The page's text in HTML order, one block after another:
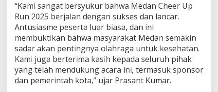
r
i
B
e
r
g
e
n
g
“Kami sangat bersyukur bahwa Medan Cheer Up
Run 2025 berjalan dengan sukses dan lancar.
Antusiasme peserta luar biasa, dan ini
membuktikan bahwa masyarakat Medan semakin
sadar akan pentingnya olahraga untuk kesehatan.
Kami juga berterima kasih kepada seluruh pihak
yang telah mendukung acara ini, termasuk sponsor
dan pemerintah kota,” ujar Prasant Kumar.